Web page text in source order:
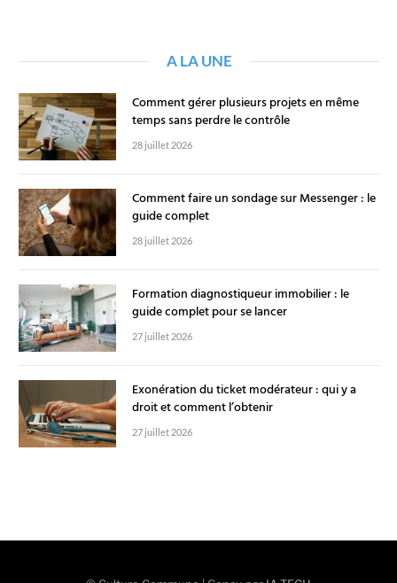
A LA UNE
Comment gérer plusieurs projets en même
temps sans perdre le contrôle
28 juillet 2026
Comment faire un sondage sur Messenger : le
guide complet
28 juillet 2026
Formation diagnostiqueur immobilier : le
guide complet pour se lancer
27 juillet 2026
Exonération du ticket modérateur : qui y a
droit et comment l’obtenir
27 juillet 2026